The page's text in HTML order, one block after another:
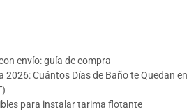
envío: guía de compra
2026: Cuántos Días de Baño te Quedan en
para instalar tarima flotante